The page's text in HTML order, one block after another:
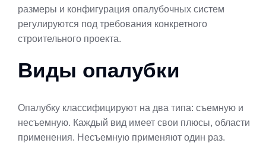
размеры и конфигурация опалубочных систем
регулируются под требования конкретного
строительного проекта.
Виды опалубки
Опалубку классифицируют на два типа: съемную и
несъемную. Каждый вид имеет свои плюсы, области
применения. Несъемную применяют один раз.